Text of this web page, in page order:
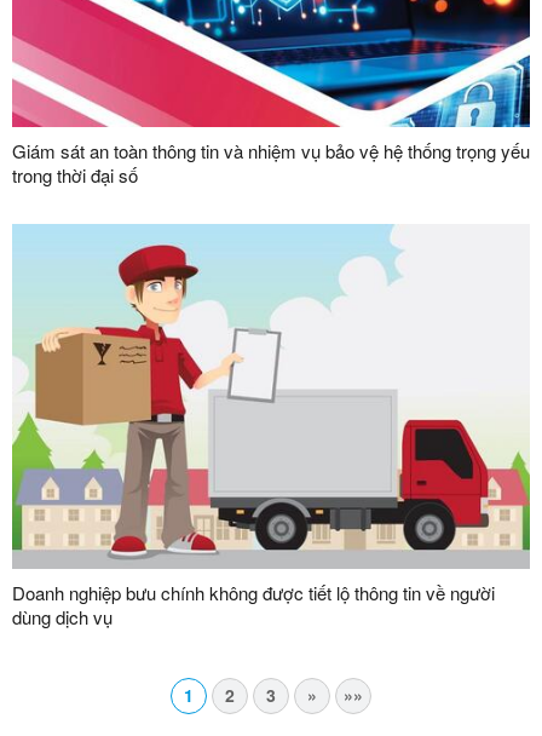
Giám sát an toàn thông tin và nhiệm vụ bảo vệ hệ thống trọng yếu
trong thời đại số
Doanh nghiệp bưu chính không được tiết lộ thông tin về người
dùng dịch vụ
1 2 3 » »»